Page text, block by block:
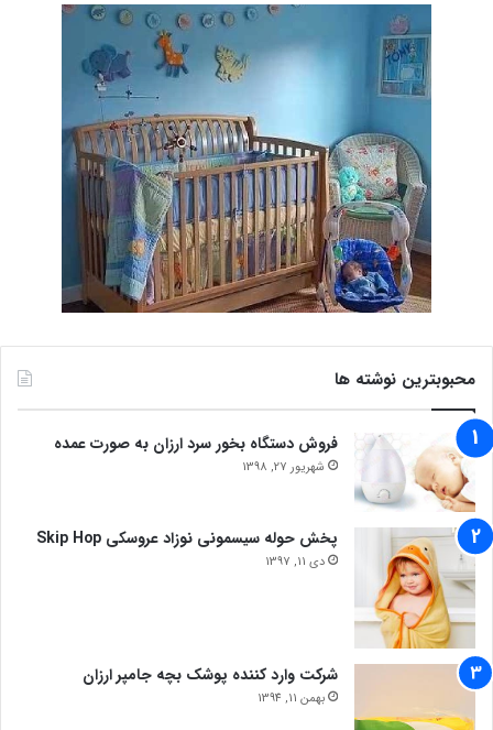
محبوبترین نوشته ها
فروش دستگاه بخور سرد ارزان به صورت عمده
شهریور 27, 1398
پخش حوله سیسمونی نوزاد عروسکی Skip Hop
دی 11, 1397
شرکت وارد کننده پوشک بچه جامپر ارزان
بهمن 11, 1394